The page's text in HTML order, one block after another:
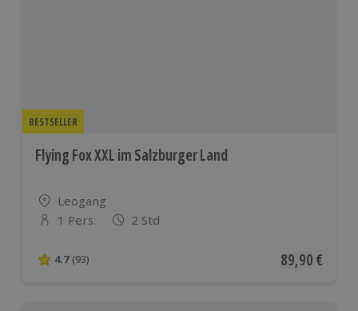
BESTSELLER
Flying Fox XXL im Salzburger Land
Standort
Leogang
Anzahl der Teilnehmer
1 Pers. 2 Std
4.7 von 5 Sternen basierend auf 93 Bewertungen
4.7 (93) Aktueller
89,90 €